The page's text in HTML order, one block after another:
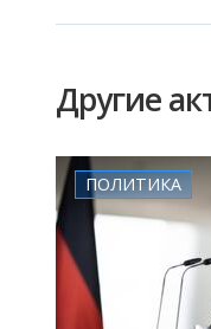
Другие
ПОЛИТИКА